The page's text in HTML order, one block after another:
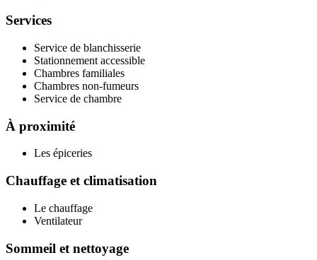
Services
Service de blanchisserie
Stationnement accessible
Chambres familiales
Chambres non-fumeurs
Service de chambre
À proximité
Les épiceries
Chauffage et climatisation
Le chauffage
Ventilateur
Sommeil et nettoyage